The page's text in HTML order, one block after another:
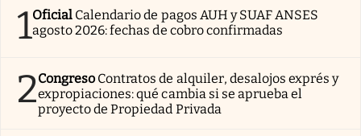
1Oficial Calendario de pagos AUH y SUAF ANSES
agosto 2026: fechas de cobro confirmadas
2Congreso Contratos de alquiler, desalojos exprés y
expropiaciones: qué cambia si se aprueba el
proyecto de Propiedad Privada